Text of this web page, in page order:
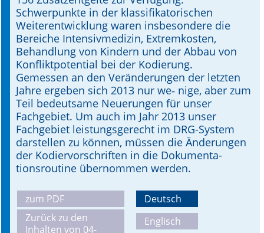
A&I English
Mediadaten
Autoren-Service
Bestell-Service
Stellenmarkt
Kongresskalender
Schwerpunkte in der klassifikatorischen
Weiterentwicklung waren insbesondere die
Bereiche Intensivmedizin, Extremkosten,
Behandlung von Kindern und der Abbau von
Konfliktpotential bei der Kodierung.
Gemessen an den Veränderungen der letzten
Jahre ergeben sich 2013 nur we­‑ nige, aber zum
Teil bedeutsame Neuerungen für unser
Fachgebiet. Um auch im Jahr 2013 unser
Fachgebiet leistungsgerecht im DRG-System
darstellen zu können, müssen die Änderungen
der Kodiervorschriften in die Dokumenta­
tionsroutine übernommen werden.
zum PDF
Zurück zu den
Inhalten von 04-
Deutsch
Englisch